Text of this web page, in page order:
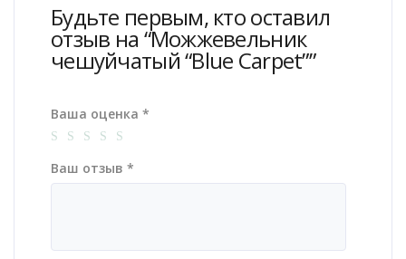
Будьте первым, кто оставил
отзыв на “Можжевельник
чешуйчатый “Blue Carpet””
Ваша оценка *
Ваш отзыв *